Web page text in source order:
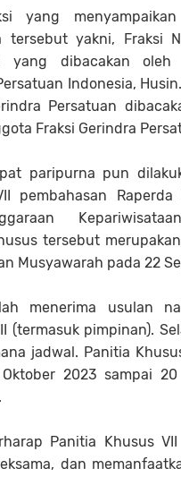
yang
tersebut yakni, Fraksi
yang dibacakan oleh
Indonesia,
Persatuan
Fraksi Gerindra
paripurna pun
pembahasan
tersebut
Musyawarah pada 22
menerima usulan
(termasuk pimpinan).
jadwal. Panitia
2023 sampai 20
Panitia Khusus
dan